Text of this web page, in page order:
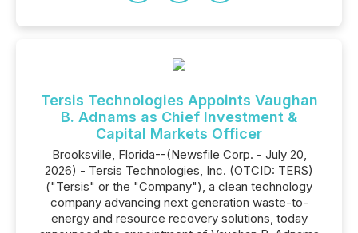
Tersis Technologies Appoints Vaughan
B. Adnams as Chief Investment &
Capital Markets Officer
Brooksville, Florida--(Newsfile Corp. - July 20,
2026) - Tersis Technologies, Inc. (OTCID: TERS)
("Tersis" or the "Company"), a clean technology
company advancing next generation waste-to-
energy and resource recovery solutions, today